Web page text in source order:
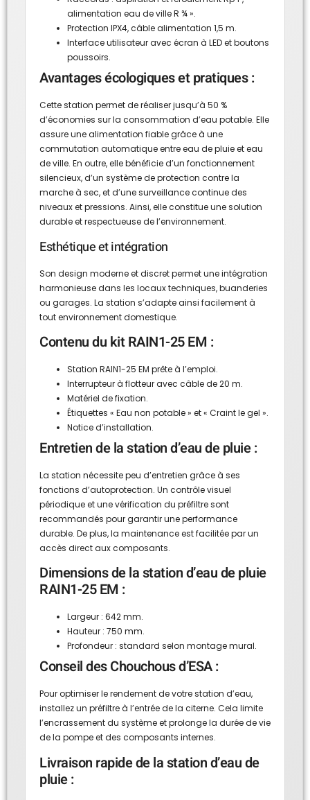
alimentation eau de ville R ¾ ».
Protection IPX4, câble alimentation 1,5 m.
Interface utilisateur avec écran à LED et boutons
poussoirs.
Avantages écologiques et pratiques :
Cette station permet de réaliser jusqu’à 50 %
d’économies sur la consommation d’eau potable. Elle
assure une alimentation fiable grâce à une
commutation automatique entre eau de pluie et eau
de ville. En outre, elle bénéficie d’un fonctionnement
silencieux, d’un système de protection contre la
marche à sec, et d’une surveillance continue des
niveaux et pressions. Ainsi, elle constitue une solution
durable et respectueuse de l’environnement.
Esthétique et intégration
Son design moderne et discret permet une intégration
harmonieuse dans les locaux techniques, buanderies
ou garages. La station s’adapte ainsi facilement à
tout environnement domestique.
Contenu du kit RAIN1-25 EM :
Station RAIN1-25 EM prête à l’emploi.
Interrupteur à flotteur avec câble de 20 m.
Matériel de fixation.
Étiquettes « Eau non potable » et « Craint le gel ».
Notice d’installation.
Entretien de la station d’eau de pluie :
La station nécessite peu d’entretien grâce à ses
fonctions d’autoprotection. Un contrôle visuel
périodique et une vérification du préfiltre sont
recommandés pour garantir une performance
durable. De plus, la maintenance est facilitée par un
accès direct aux composants.
Dimensions de la station d’eau de pluie
RAIN1-25 EM :
Largeur : 642 mm.
Hauteur : 750 mm.
Profondeur : standard selon montage mural.
Conseil des Chouchous d’ESA :
Pour optimiser le rendement de votre station d’eau,
installez un préfiltre à l’entrée de la citerne. Cela limite
l’encrassement du système et prolonge la durée de vie
de la pompe et des composants internes.
Livraison rapide de la station d’eau de
pluie :